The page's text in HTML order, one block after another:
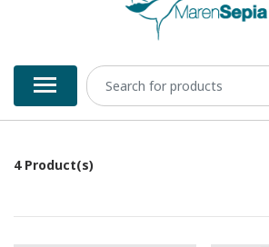
4 Product(s)